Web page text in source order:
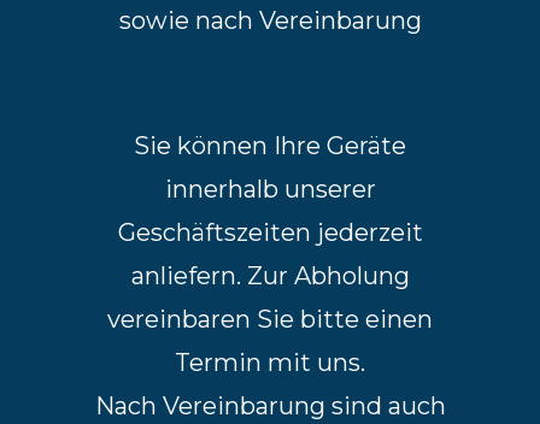
sowie nach Vereinbarung
Sie können Ihre Geräte
innerhalb unserer
Geschäftszeiten jederzeit
anliefern. Zur Abholung
vereinbaren Sie bitte einen
Termin mit uns.
Nach Vereinbarung sind auch